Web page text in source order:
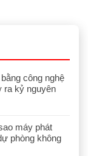
công nghệ
ra kỷ nguyên
máy phát
phòng không